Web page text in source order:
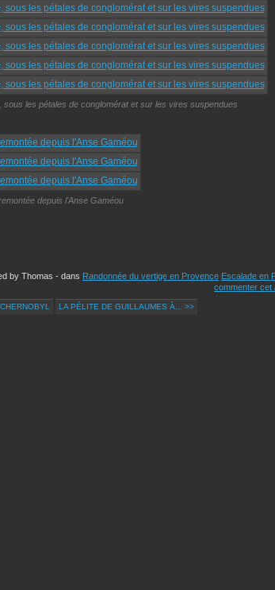
sous les pétales de conglomérat et sur les vires suspendues
depuis l'Anse Gaméou
by Thomas - dans Randonnée du vertige en Provence Escalade en
commenter cet
LA PÉLITE DE GUILLAUMES À... >>